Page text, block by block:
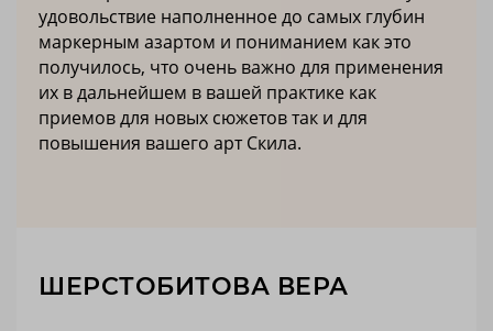
удовольствие наполненное до самых глубин
маркерным азартом и пониманием как это
получилось, что очень важно для применения
их в дальнейшем в вашей практике как
приемов для новых сюжетов так и для
повышения вашего арт Скила.
ШЕРСТОБИТОВА ВЕРА